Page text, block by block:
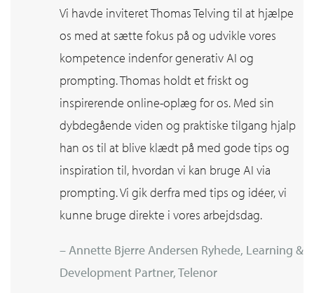
Vi havde inviteret Thomas Telving til at hjælpe
os med at sætte fokus på og udvikle vores
kompetence indenfor generativ AI og
prompting. Thomas holdt et friskt og
inspirerende online-oplæg for os. Med sin
dybdegående viden og praktiske tilgang hjalp
han os til at blive klædt på med gode tips og
inspiration til, hvordan vi kan bruge AI via
prompting. Vi gik derfra med tips og idéer, vi
kunne bruge direkte i vores arbejdsdag.
– Annette Bjerre Andersen Ryhede, Learning &
Development Partner, Telenor